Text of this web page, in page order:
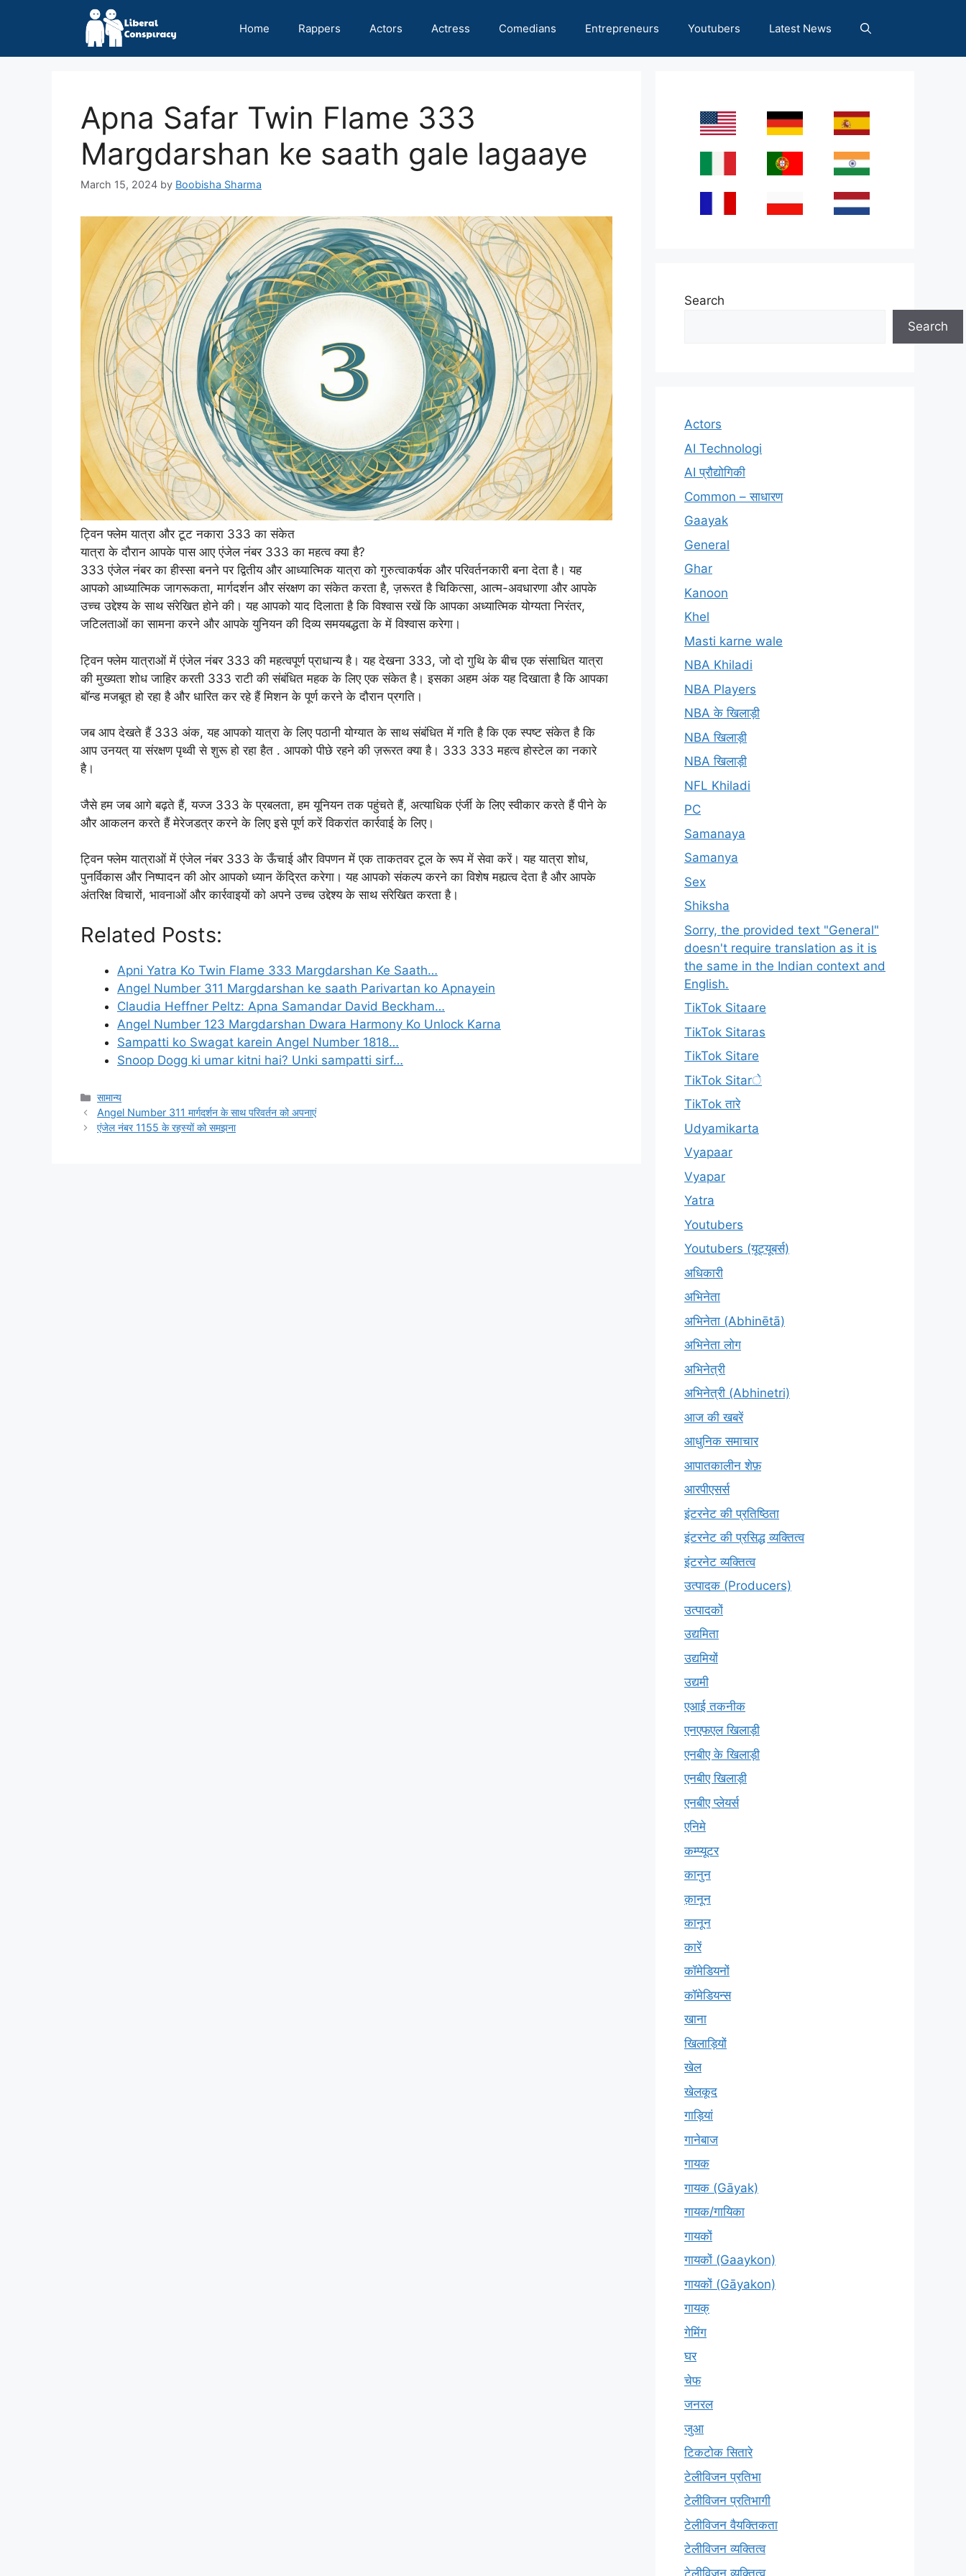
Home Rappers Actors Actress Comedians Entrepreneurs Youtubers Latest News
Apna Safar Twin Flame 333
Margdarshan ke saath gale lagaaye
March 15, 2024 by Boobisha Sharma
ट्विन फ्लेम यात्रा और टूट नकारा 333 का संकेत
यात्रा के दौरान आपके पास आए एंजेल नंबर 333 का महत्व क्या है?
333 एंजेल नंबर का हीस्सा बनने पर द्वितीय और आध्यात्मिक यात्रा को गुरुत्वाकर्षक और परिवर्तनकारी बना देता है। यह
आपको आध्यात्मिक जागरूकता, मार्गदर्शन और संरक्षण का संकेत करता है, ज़रूरत है चिकित्सा, आत्म-अवधारणा और आपके
उच्च उद्देश्य के साथ संरेखित होने की। यह आपको याद दिलाता है कि विश्वास रखें कि आपका अध्यात्मिक योग्यता निरंतर,
जटिलताओं का सामना करने और आपके युनियन की दिव्य समयबद्धता के में विश्वास करेगा।
ट्विन फ्लेम यात्राओं में एंजेल नंबर 333 की महत्वपूर्ण प्राधान्य है। यह देखना 333, जो दो गुथि के बीच एक संसाधित यात्रा
की मुख्यता शोध जाहिर करती 333 राटी की संबंधित महक के लिए एक संकेत है। इसका अहम अंक यह दिखाता है कि आपका
बॉन्ड मजबूत हो रहा है और धारित कर रहे हैं मिशन के पूर्ण करने के दौरान प्रगति।
जब आप देखते हैं 333 अंक, यह आपको यात्रा के लिए पठानी योग्यात के साथ संबंधित में गति है कि एक स्पष्ट संकेत है कि
आप उनयत् या संरक्षण पृथ्वी से शुरू हो रहा हैत . आपको पीछे रहने की ज़रूरत क्या है। 333 333 महत्व होस्टेल का नकारे
है।
जैसे हम जब आगे बढ़ते हैं, यज्ज 333 के प्रबलता, हम यूनियन तक पहुंचते हैं, अत्याधिक एंर्जी के लिए स्वीकार करते हैं पीने के
और आकलन करते हैं मेरेजडत्र करने के लिए इसे पूर्ण करें विकरांत कार्रवाई के लिए।
ट्विन फ्लेम यात्राओं में एंजेल नंबर 333 के ऊँचाई और विपणन में एक ताकतवर टूल के रूप में सेवा करें। यह यात्रा शोध,
पुनर्विकास और निष्पादन की ओर आपको ध्यान केंद्रित करेगा। यह आपको संकल्प करने का विशेष मह्यत्व देता है और आपके
अंतरिक्ष विचारों, भावनाओं और कार्रवाइयों को अपने उच्च उद्देश्य के साथ संरेखित करता है।
Related Posts:
Apni Yatra Ko Twin Flame 333 Margdarshan Ke Saath…
Angel Number 311 Margdarshan ke saath Parivartan ko Apnayein
Claudia Heffner Peltz: Apna Samandar David Beckham…
Angel Number 123 Margdarshan Dwara Harmony Ko Unlock Karna
Sampatti ko Swagat karein Angel Number 1818…
Snoop Dogg ki umar kitni hai? Unki sampatti sirf…
Categories
सामान्य
Angel Number 311 मार्गदर्शन के साथ परिवर्तन को अपनाएं
एंजेल नंबर 1155 के रहस्यों को समझना
Search
Search
Actors
AI Technologi
AI प्रौद्योगिकी
Common – साधारण
Gaayak
General
Ghar
Kanoon
Khel
Masti karne wale
NBA Khiladi
NBA Players
NBA के खिलाड़ी
NBA खिलाड़ी
NBA खिलाड़ी
NFL Khiladi
PC
Samanaya
Samanya
Sex
Shiksha
Sorry, the provided text "General"
doesn't require translation as it is
the same in the Indian context and
English.
TikTok Sitaare
TikTok Sitaras
TikTok Sitare
TikTok Sitarे
TikTok तारे
Udyamikarta
Vyapaar
Vyapar
Yatra
Youtubers
Youtubers (यूट्यूबर्स)
अधिकारी
अभिनेता
अभिनेता (Abhinētā)
अभिनेता लोग
अभिनेत्री
अभिनेत्री (Abhinetri)
आज की खबरें
आधुनिक समाचार
आपातकालीन शेफ़
आरपीएसर्स
इंटरनेट की प्रतिष्ठिता
इंटरनेट की प्रसिद्ध व्यक्तित्व
इंटरनेट व्यक्तित्व
उत्पादक (Producers)
उत्पादकों
उद्यमिता
उद्यमियों
उद्यमी
एआई तकनीक
एनएफएल खिलाड़ी
एनबीए के खिलाड़ी
एनबीए खिलाड़ी
एनबीए प्लेयर्स
एनिमे
कम्प्यूटर
कानुन
क़ानून
कानून
कारें
कॉमेडियनों
कॉमेडियन्स
खाना
खिलाड़ियों
खेल
खेलकूद
गाड़ियां
गानेबाज
गायक
गायक (Gāyak)
गायक/गायिका
गायकों
गायकों (Gaaykon)
गायकों (Gāyakon)
गायक्
गेमिंग
घर
चेफ
जनरल
जुआ
टिकटोक सितारे
टेलीविजन प्रतिभा
टेलीविजन प्रतिभागी
टेलीविजन वैयक्तिकता
टेलीविजन व्यक्तित्व
टेलीविज़न व्यक्तित्व